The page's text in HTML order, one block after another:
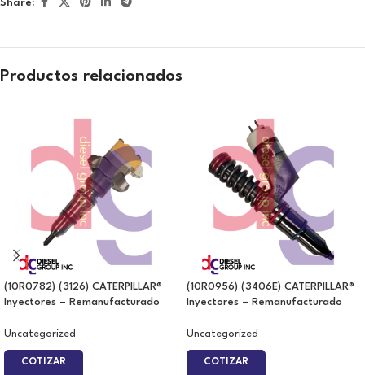
Share:
Productos relacionados
(10R0782) (3126) CATERPILLAR®
Inyectores – Remanufacturado
Uncategorized
COTIZAR
(10R0956) (3406E) CATERPILLAR®
Inyectores – Remanufacturado
Uncategorized
COTIZAR